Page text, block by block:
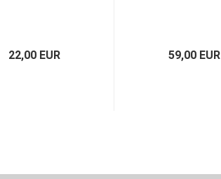
22,00 EUR 59,00 EUR